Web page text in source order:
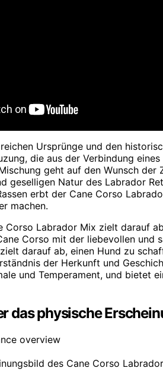
Ursprünge und den
die aus der Verbindung
geht auf den Wunsch
geselligen Natur des Labrador
erbt der Cane Corso
machen.
Corso Labrador Mix zielt darauf
Corso mit der liebevollen
darauf ab, einen Hund zu
der Herkunft und
und Temperament, und bietet
das physische
des Cane Corso